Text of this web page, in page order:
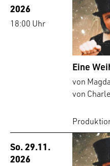
2026
18:00 Uhr
Eine
von
von
So. 29.11.
2026